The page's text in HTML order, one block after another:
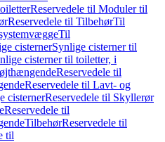
Reservedele til Moduler til
Reservedele til TilbehørTil
Til
cisternerSynlige cisterner til
cisterner til toiletter, i
Reservedele til
Reservedele til Lavt- og
cisternerReservedele til Skyllerør
Reservedele til
TilbehørReservedele til
til